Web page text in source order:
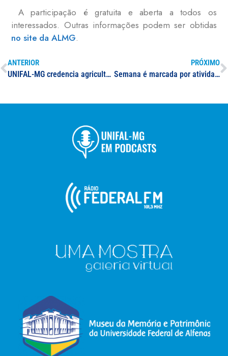
A participação é gratuita e aberta a todos os
interessados. Outras informações podem ser obtidas
no site da ALMG.
ANTERIOR
UNIFAL-MG credencia agricultores e agricultoras para Feira Agroecológica e Cultural 2020
PRÓXIMO
Semana é marcada por atividades de acolhida ao calouro na UNIFAL-MG